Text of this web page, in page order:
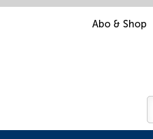
Abo & Shop